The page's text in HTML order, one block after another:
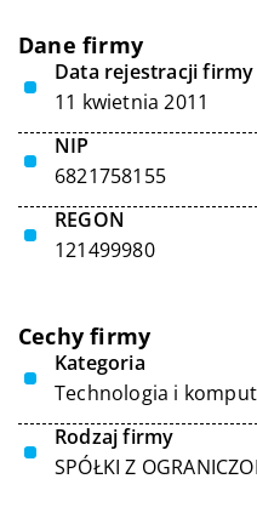
Dane firmy
Data rejestracji firmy
11 kwietnia 2011
NIP
6821758155
REGON
121499980
Cechy firmy
Kategoria
Technologia i
Rodzaj firmy
SPÓŁKI Z